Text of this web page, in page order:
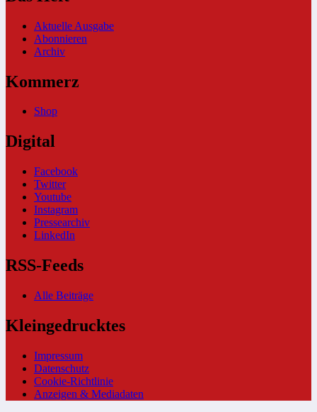
Aktuelle Ausgabe
Abonnieren
Archiv
Kommerz
Shop
Digital
Facebook
Twitter
Youtube
Instagram
Pressearchiv
LinkedIn
RSS-Feeds
Alle Beiträge
Kleingedrucktes
Impressum
Datenschutz
Cookie-Richtlinie
Anzeigen & Mediadaten